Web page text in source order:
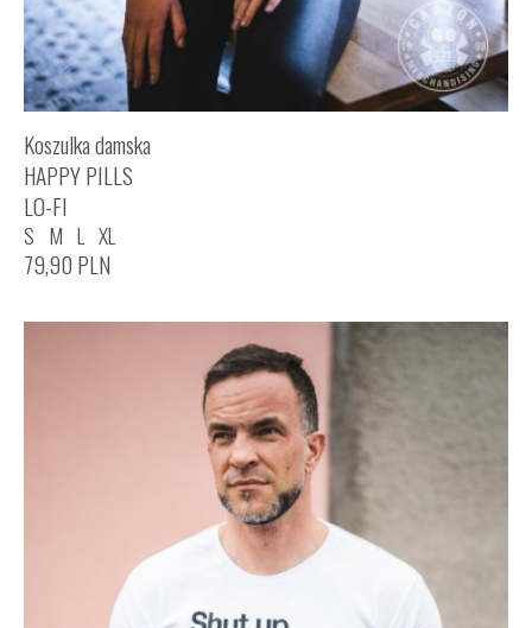
Koszulka damska
HAPPY PILLS
LO-FI
S M L XL
79,90 PLN